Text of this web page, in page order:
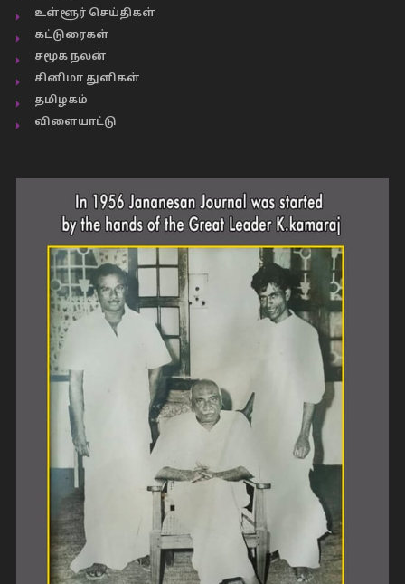
உள்ளூர் செய்திகள்
கட்டுரைகள்
சமூக நலன்
சினிமா துளிகள்
தமிழகம்
விளையாட்டு